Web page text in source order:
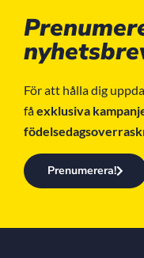
För att hålla dig
fåexklusiva
Prenumerera!